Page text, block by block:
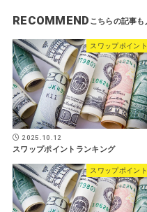
RECOMMEND
スワップポイント
2025.10.12
スワップポイントランキング
スワップポイント